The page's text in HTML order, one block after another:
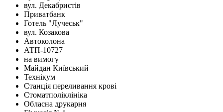
вул. Декабристів
Приватбанк
Готель "Лучеськ"
вул. Козакова
Автоколона
АТП-10727
на вимогу
Майдан Київський
Технікум
Станція переливання крові
Стоматполіклініка
Обласна друкарня